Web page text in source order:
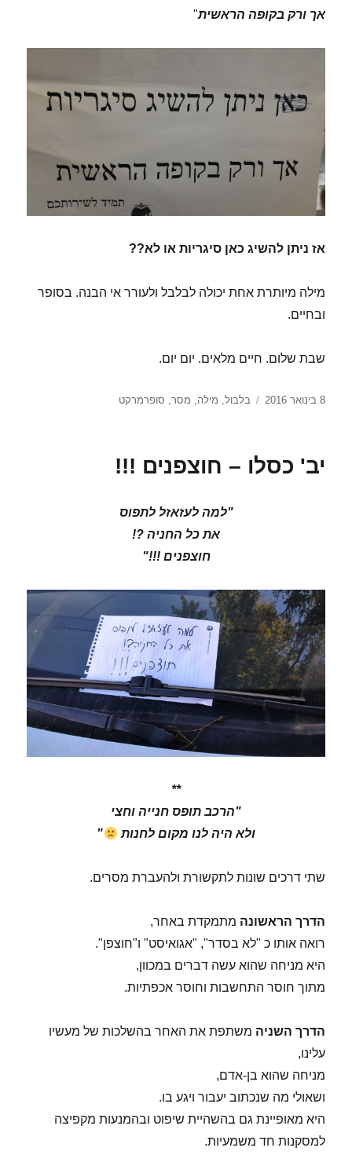
אך ורק בקופה הראשית"
אז ניתן להשיג כאן סיגריות או לא??
מילה מיותרת אחת יכולה לבלבל ולעורר אי הבנה. בסופר
ובחיים.
שבת שלום. חיים מלאים. יום יום.
פורסם
8 בינואר 2016 תגיות
בלבול מילה מסר סופרמרקט
יב' כסלו – חוצפנים !!!
"למה לעזאזל לתפוס
את כל החניה ?!
חוצפנים !!!"
**
"הרכב תופס חנייה וחצי
ולא היה לנו מקום לחנות
"
שתי דרכים שונות לתקשורת ולהעברת מסרים.
הדרך הראשונה מתמקדת באחר,
רואה אותו כ "לא בסדר", "אגואיסט" ו"חוצפן".
היא מניחה שהוא עשה דברים במכוון,
מתוך חוסר התחשבות וחוסר אכפתיות.
הדרך השניה משתפת את האחר בהשלכות של מעשיו
עלינו,
מניחה שהוא בן-אדם,
ושאולי מה שנכתוב יעבור ויגע בו.
היא מאופיינת גם בהשהיית שיפוט ובהמנעות מקפיצה
למסקנות חד משמעיות.